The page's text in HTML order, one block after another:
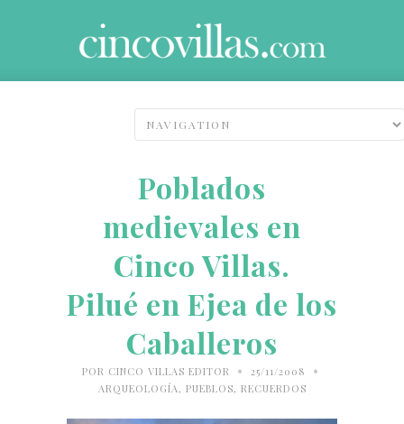
Poblados
medievales en
Cinco Villas.
Pilué en Ejea de los
Caballeros
POR CINCO VILLAS EDITOR • 25/11/2008 •
ARQUEOLOGÍA , PUEBLOS, RECUERDOS